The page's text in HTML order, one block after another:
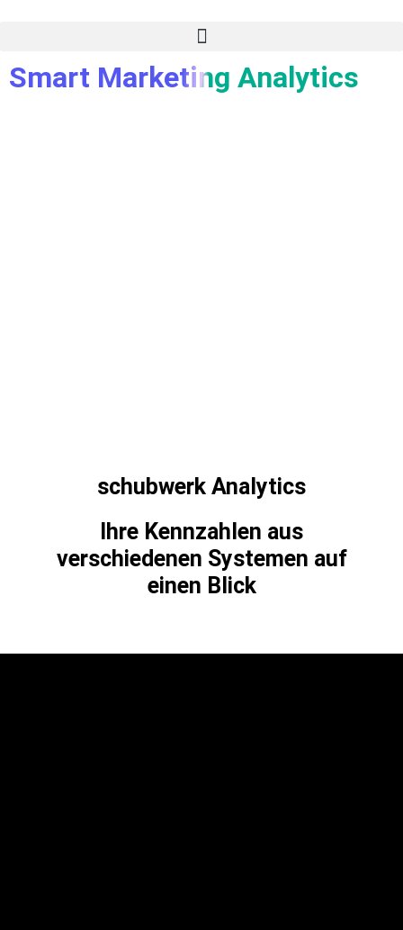
Smart Marketing Analytics
schubwerk Analytics
Ihre Kennzahlen aus
verschiedenen Systemen auf
einen Blick